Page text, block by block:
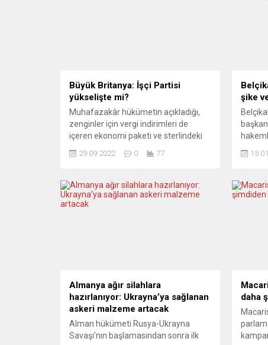
Büyük Britanya: İşçi Partisi
yükselişte mi?
Muhafazakâr hükümetin açıkladığı,
zenginler için vergi indirimleri de
içeren ekonomi paketi ve sterlindeki
Anketler İşçi Partisi’nin, Muhafazakâr
gösteriyor. İşçi Partisi lideri Keir
Starmer, yıllık parti konferansında
zaferden emin olduğunu söyledi.
29.09.2022 0 77
şike
Almanya ağır silahlara
hazırlanıyor: Ukrayna’ya sağlanan
askeri malzeme artacak
Alman hükümeti Rusya-Ukrayna
Savaşı’nın başlamasından sonra ilk
daha